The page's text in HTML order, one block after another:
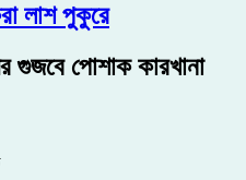
লাশ পুকুরে
গুজবে পোশাক কারখানা